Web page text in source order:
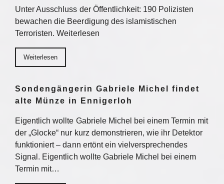
Unter Ausschluss der Öffentlichkeit: 190 Polizisten
bewachen die Beerdigung des islamistischen
Terroristen. Weiterlesen
Weiterlesen
Sondengängerin Gabriele Michel findet
alte Münze in Ennigerloh
Eigentlich wollte Gabriele Michel bei einem Termin mit
der „Glocke“ nur kurz demonstrieren, wie ihr Detektor
funktioniert – dann ertönt ein vielversprechendes
Signal. Eigentlich wollte Gabriele Michel bei einem
Termin mit…